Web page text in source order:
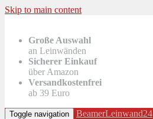
Skip to main content
Große Auswahl
an Leinwänden
Sicherer Einkauf
über Amazon
Versandkostenfrei
ab 39 Euro
Toggle navigation BeamerLeinwand24